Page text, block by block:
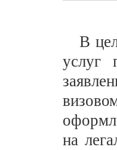
В
услуг
на